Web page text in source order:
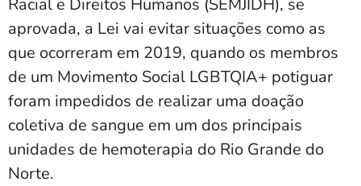
Racial e Direitos Humanos (SEMJIDH), se
aprovada, a Lei vai evitar situações como as
que ocorreram em 2019, quando os membros
de um Movimento Social LGBTQIA+ potiguar
foram impedidos de realizar uma doação
coletiva de sangue em um dos principais
unidades de hemoterapia do Rio Grande do
Norte.